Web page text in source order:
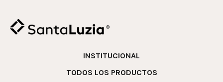
INSTITUCIONAL
TODOS LOS PRODUCTOS